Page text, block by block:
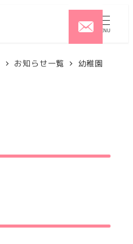
MENU
お知らせ一覧
幼稚園